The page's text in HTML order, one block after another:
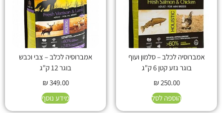
אמברוסיה לכלב – סלמון ועוף
בוגר גזע קטן 6 ק"ג
₪250.00
הוספה לסל
אמברוסיה לכלב – צבי וכבש
בוגר 12 ק"ג
₪349.00
מידע נוסף